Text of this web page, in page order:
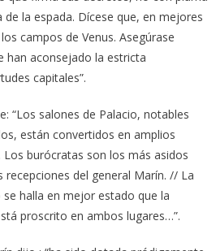
la espada. Dícese que, en mejores
campos de Venus. Asegúrase
han aconsejado la estricta
capitales”.
“Los salones de Palacio, notables
están convertidos en amplios
burócratas son los más asidos
recepciones del general Marín. // La
halla en mejor estado que la
proscrito en ambos lugares…”.